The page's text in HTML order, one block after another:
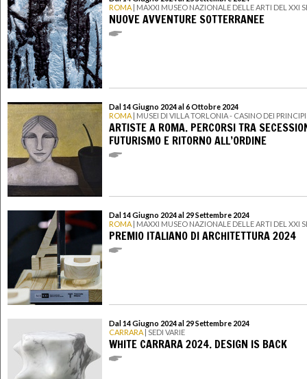
ROMA | MAXXI MUSEO NAZIONALE DELLE ARTI DEL XXI
NUOVE AVVENTURE SOTTERRANEE
Dal 14 Giugno 2024 al 6 Ottobre 2024
ROMA | MUSEI DI VILLA TORLONIA - CASINO DEI PRINCIPI
ARTISTE A ROMA. PERCORSI TRA
FUTURISMO E RITORNO ALL’ORDINE
Dal 14 Giugno 2024 al 29 Settembre 2024
ROMA | MAXXI MUSEO NAZIONALE DELLE ARTI DEL XXI
PREMIO ITALIANO DI ARCHITETTURA 2024
Dal 14 Giugno 2024 al 29 Settembre 2024
CARRARA | SEDI VARIE
WHITE CARRARA 2024. DESIGN IS BACK